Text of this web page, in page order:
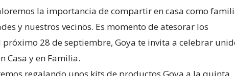
la importancia de compartir en casa como
y nuestros vecinos. Es momento de atesorar los
28 de septiembre, Goya te invita a celebrar
Casa y en Familia.